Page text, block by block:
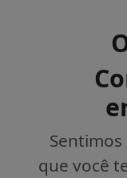
que você